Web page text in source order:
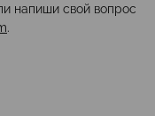
напиши свой вопрос
.